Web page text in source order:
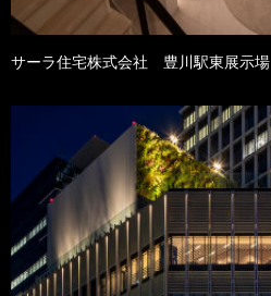
サーラ住宅株式会社 豊川駅東展示場